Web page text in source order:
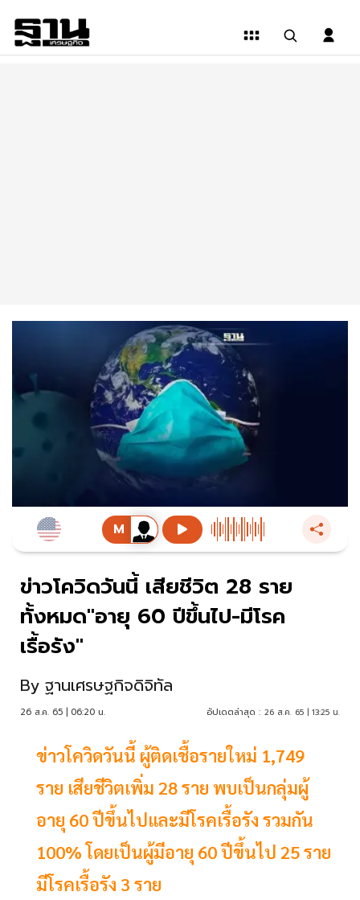
ข่าวโควิดวันนี้ เสียชีวิต 28 ราย
ทั้งหมด"อายุ 60 ปีขึ้นไป-มีโรค
เรื้อรัง"
By ฐานเศรษฐกิจดิจิทัล
26 ส.ค. 65 | 06:20 น. อัปเดตล่าสุด : 26 ส.ค. 65 | 13:25 น.
ข่าวโควิดวันนี้ ผู้ติดเชื้อรายใหม่ 1,749
ราย เสียชีวิตเพิ่ม 28 ราย พบเป็นกลุ่มผู้
อายุ 60 ปีขึ้นไปและมีโรคเรื้อรัง รวมกัน
100% โดยเป็นผู้มีอายุ 60 ปีขึ้นไป 25 ราย
มีโรคเรื้อรัง 3 ราย